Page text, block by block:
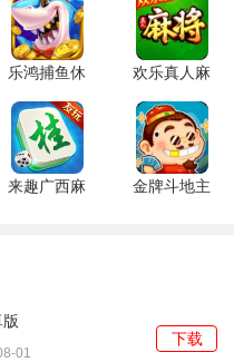
，能够让玩家沉浸在游戏
棋牌游戏，那么不妨尝试
版
版
乐鸿捕鱼休
闲版 1.7.12
最新版
欢乐真人麻
将 3.6.7.0
官方正版
来趣广西麻
金牌斗地主
01
下载